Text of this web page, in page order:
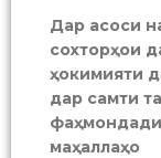
Дар асоси
сохторҳои
ҳокимияти
дар самти
маҳаллаҳо